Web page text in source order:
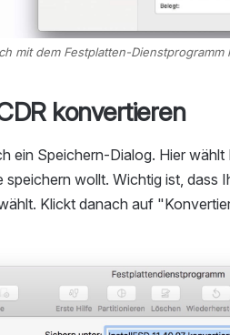
mit dem Festplatten-Dienstprogramm
konvertieren
ein Speichern-Dialog. Hier wählt
speichern wollt. Wichtig ist, dass
Klickt danach auf